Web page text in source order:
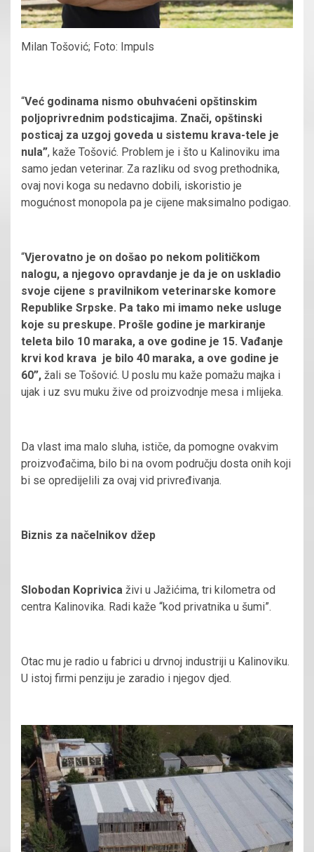
Milan Tošović; Foto: Impuls
“Već godinama nismo obuhvaćeni opštinskim
poljoprivrednim podsticajima. Znači, opštinski
posticaj za uzgoj goveda u sistemu krava-tele je
nula”, kaže Tošović. Problem je i što u Kalinoviku ima
samo jedan veterinar. Za razliku od svog prethodnika,
ovaj novi koga su nedavno dobili, iskoristio je
mogućnost monopola pa je cijene maksimalno podigao.
“Vjerovatno je on došao po nekom političkom
nalogu, a njegovo opravdanje je da je on uskladio
svoje cijene s pravilnikom veterinarske komore
Republike Srpske. Pa tako mi imamo neke usluge
koje su preskupe. Prošle godine je markiranje
teleta bilo 10 maraka, a ove godine je 15. Vađanje
krvi kod krava je bilo 40 maraka, a ove godine je
60”, žali se Tošović. U poslu mu kaže pomažu majka i
ujak i uz svu muku žive od proizvodnje mesa i mlijeka.
Da vlast ima malo sluha, ističe, da pomogne ovakvim
proizvođačima, bilo bi na ovom području dosta onih koji
bi se opredijelili za ovaj vid privređivanja.
Biznis za načelnikov džep
Slobodan Koprivica živi u Jažićima, tri kilometra od
centra Kalinovika. Radi kaže “kod privatnika u šumi”.
Otac mu je radio u fabrici u drvnoj industriji u Kalinoviku.
U istoj firmi penziju je zaradio i njegov djed.